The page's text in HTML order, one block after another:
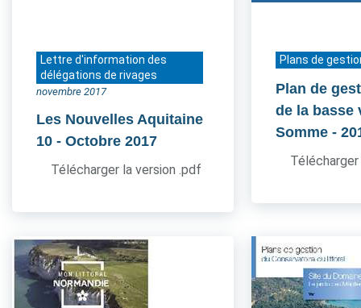
Lettre d'information des
délégations de rivages
novembre 2017
Les Nouvelles Aquitaine
10 - Octobre 2017
Télécharger la version .pdf
Plans de
Plan de
de la basse
Somme -